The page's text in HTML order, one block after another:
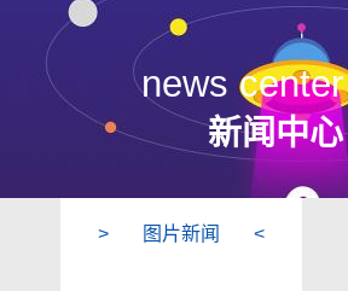
news center
新闻中心
图片新闻